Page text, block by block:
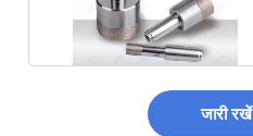
जारी रखें